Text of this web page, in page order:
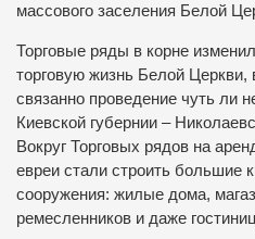
массового заселения Белой
Торговые ряды в корне
торговую жизнь Белой
связанно проведение чуть ли
Киевской губернии –
Вокруг Торговых рядов на
евреи стали строить большие
сооружения: жилые дома,
ремесленников и даже